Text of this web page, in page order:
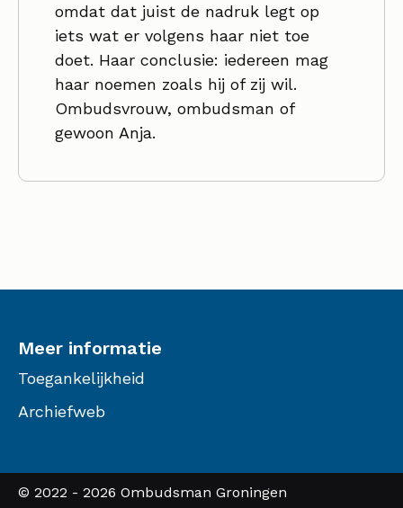
omdat dat juist de nadruk legt op
iets wat er volgens haar niet toe
doet. Haar conclusie: iedereen mag
haar noemen zoals hij of zij wil.
Ombudsvrouw, ombudsman of
gewoon Anja.
Meer informatie
Toegankelijkheid
Archiefweb
© 2022 - 2026 Ombudsman Groningen